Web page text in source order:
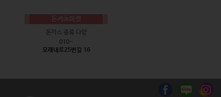
돈카츠마켓
돈까스 종류 다양
010-
모래내로25번길 16